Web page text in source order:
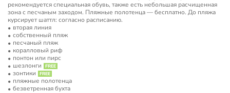
рекомендуется специальная обувь, также есть небольшая расчищенная
зона с песчаным заходом. Пляжные полотенца — бесплатно. До пляжа
курсирует шаттл: согласно расписанию.
вторая линия
собственный пляж
песчаный пляж
коралловый риф
понтон или пирс
шезлонги
зонтики
пляжные полотенца
безветренная бухта